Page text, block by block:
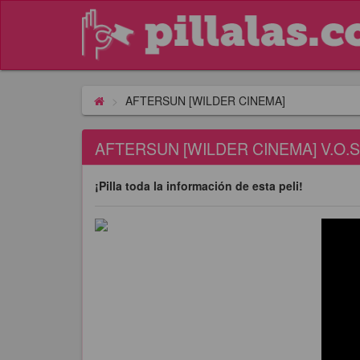
AFTERSUN [WILDER CINEMA]
AFTERSUN [WILDER CINEMA]
¡Pilla toda la información de esta peli!